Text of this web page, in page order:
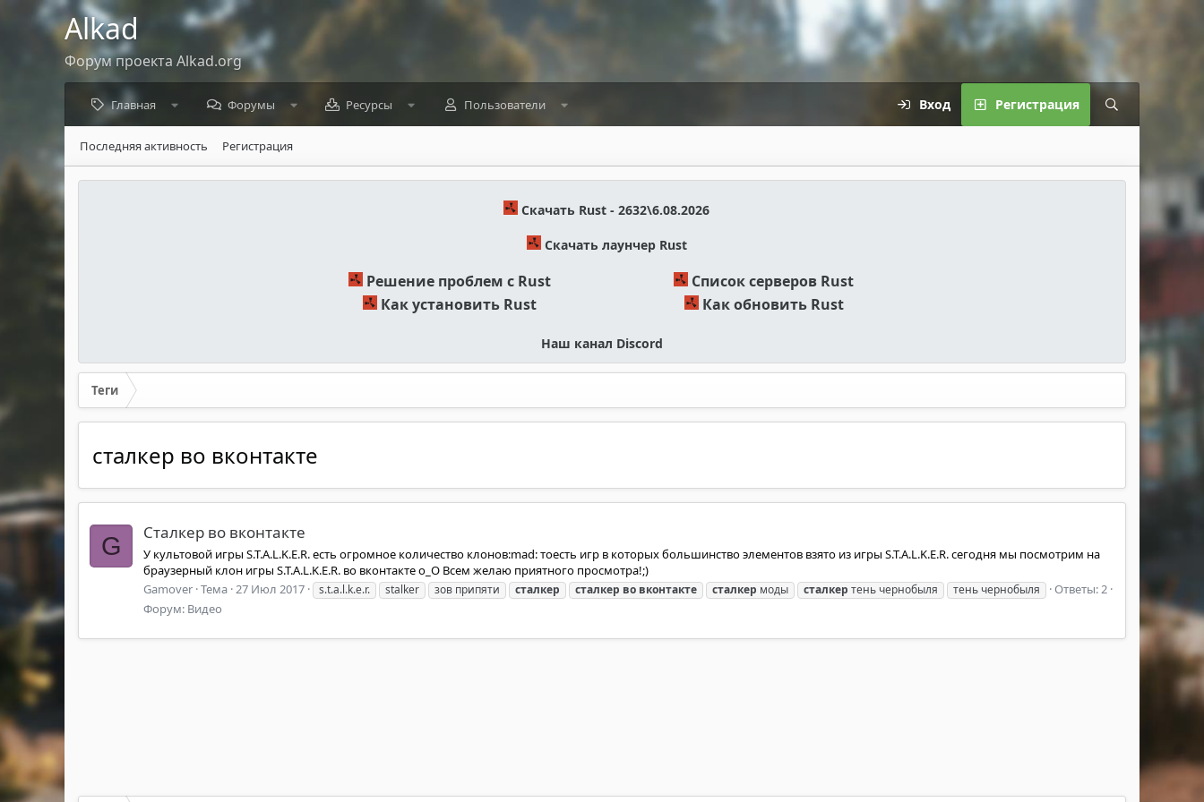
Alkad
Форум проекта Alkad.org
Главная Форумы Ресурсы Пользователи Вход Регистрация
Последняя активность Регистрация
Скачать Rust - 2632\6.08.2026
Скачать лаунчер Rust
Решение проблем с Rust
Список серверов Rust
Как установить Rust
Как обновить Rust
Наш канал Discord
Теги
сталкер во вконтакте
G Сталкер во вконтакте
У культовой игры S.T.A.L.K.E.R. есть огромное количество клонов:mad: тоесть игр в которых большинство элементов взято из игры S.T.A.L.K.E.R. сегодня мы посмотрим на
браузерный клон игры S.T.A.L.K.E.R. во вконтакте o_O Всем желаю приятного просмотра!;)
Gamover Тема 27 Июл 2017 s.t.a.l.k.e.r. stalker зов припяти сталкер сталкер во вконтакте сталкер моды сталкер тень чернобыля тень чернобыля
Ответы: 2
Форум: Видео